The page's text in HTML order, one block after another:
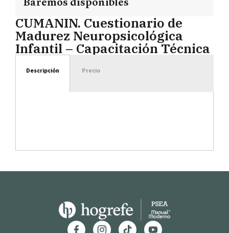
Baremos disponibles
CUMANIN. Cuestionario de
Madurez Neuropsicológica
Infantil – Capacitación Técnica
Descripción Precio